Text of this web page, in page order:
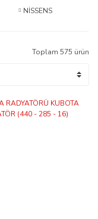
NİSSENS
Toplam 575 ürün